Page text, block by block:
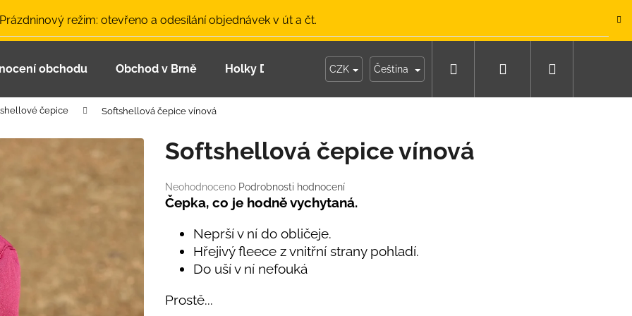
režim: otevřeno a odesílání objednávek v út a čt.
obchodu Obchod v Brně Holky Dupeťačky Moje objednávka
CZK Čeština Hledat Přihlášení
čepice Softshellová čepice vínová
Průměrné
hodnocení
produktu
Neohodnoceno Podrobnosti hodnocení
Softshellová čepice vínová
Čepka, co je hodně vychytaná.
Neprší v ní do obličeje.
Hřejivý fleece z vnitřní strany pohladí.
Do uší v ní nefouká
Prostě...
Co potřebujete najít?
Doporučujeme
ČEPICE UV 30 SVĚTLE MODRÁ